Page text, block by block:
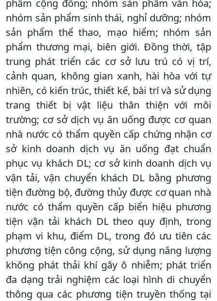
phẩm cộng đồng; nhóm sản phẩm văn hóa;
nhóm sản phẩm sinh thái, nghỉ dưỡng; nhóm
sản phẩm thể thao, mạo hiểm; nhóm sản
phẩm thương mại, biên giới. Đồng thời, tập
trung phát triển các cơ sở lưu trú có vị trí,
cảnh quan, không gian xanh, hài hòa với tự
nhiên, có kiến trúc, thiết kế, bài trí và sử dụng
trang thiết bị vật liệu thân thiện với môi
trường; cơ sở dịch vụ ăn uống được cơ quan
nhà nước có thẩm quyền cấp chứng nhận cơ
sở kinh doanh dịch vụ ăn uống đạt chuẩn
phục vụ khách DL; cơ sở kinh doanh dịch vụ
vận tải, vận chuyển khách DL bằng phương
tiện đường bộ, đường thủy được cơ quan nhà
nước có thẩm quyền cấp biển hiệu phương
tiện vận tải khách DL theo quy định, trong
phạm vi khu, điểm DL, trong đó ưu tiên các
phương tiện công cộng, sử dụng năng lượng
không phát thải khí gây ô nhiễm; phát triển
đa dạng trải nghiệm các loại hình di chuyển
thông qua các phương tiện truyền thống tại